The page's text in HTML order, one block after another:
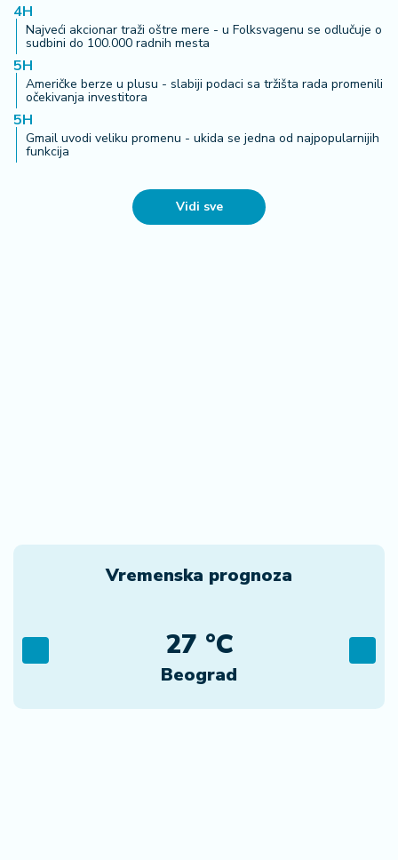
4H
Najveći akcionar traži oštre mere - u Folksvagenu se odlučuje o
sudbini do 100.000 radnih mesta
5H
Američke berze u plusu - slabiji podaci sa tržišta rada promenili
očekivanja investitora
5H
Gmail uvodi veliku promenu - ukida se jedna od najpopularnijih
funkcija
Vidi sve
Vremenska prognoza
Beograd
27 °C